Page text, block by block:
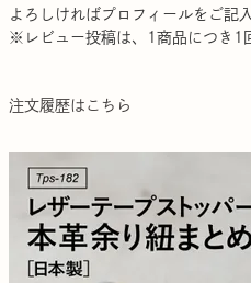
よろしければプロフィールをご記
※レビュー投稿は、1商品につき1
注文履歴はこちら